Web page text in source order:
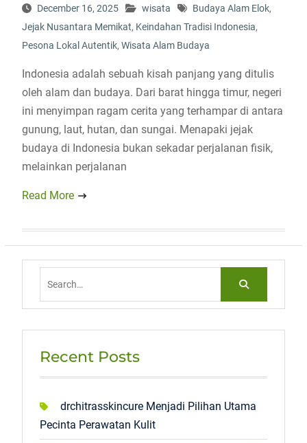
December 16, 2025 wisata Budaya Alam Elok,
Jejak Nusantara Memikat, Keindahan Tradisi Indonesia,
Pesona Lokal Autentik, Wisata Alam Budaya
Indonesia adalah sebuah kisah panjang yang ditulis
oleh alam dan budaya. Dari barat hingga timur, negeri
ini menyimpan ragam cerita yang terhampar di antara
gunung, laut, hutan, dan sungai. Menapaki jejak
budaya di Indonesia bukan sekadar perjalanan fisik,
melainkan perjalanan
Read More
Recent Posts
drchitrasskincure Menjadi Pilihan Utama
Pecinta Perawatan Kulit